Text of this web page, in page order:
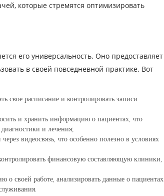
которые стремятся оптимизировать
его универсальность. Оно предоставляет
в своей повседневной практике. Вот
свое расписание и контролировать записи
и хранить информацию о пациентах, что
и лечения;
видеосвязь, что особенно полезно в условиях
финансовую составляющую клиники,
о своей работе, анализировать данные о пациентах